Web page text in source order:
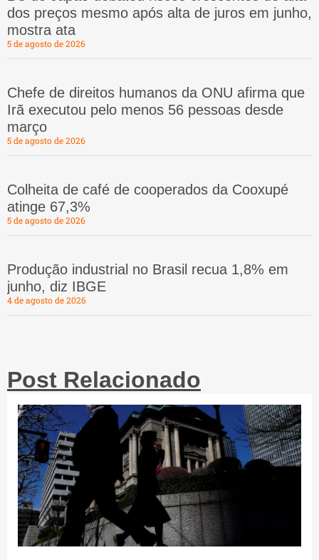
dos preços mesmo após alta de juros em junho,
mostra ata
5 de agosto de 2026
Chefe de direitos humanos da ONU afirma que
Irã executou pelo menos 56 pessoas desde
março
5 de agosto de 2026
Colheita de café de cooperados da Cooxupé
atinge 67,3%
5 de agosto de 2026
Produção industrial no Brasil recua 1,8% em
junho, diz IBGE
4 de agosto de 2026
Post Relacionado